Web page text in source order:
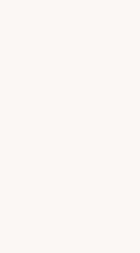
保育園
小規模保育所に分類される鶴
の良いクチコミ・悪いクチコ
ご紹介します。この園は学校
生駅」から徒歩18分